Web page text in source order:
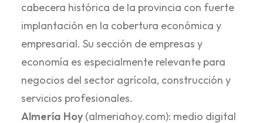
cabecera histórica de la provincia con fuerte
implantación en la cobertura económica y
empresarial. Su sección de empresas y
economía es especialmente relevante para
negocios del sector agrícola, construcción y
servicios profesionales.
Almería Hoy (almeriahoy.com): medio digital